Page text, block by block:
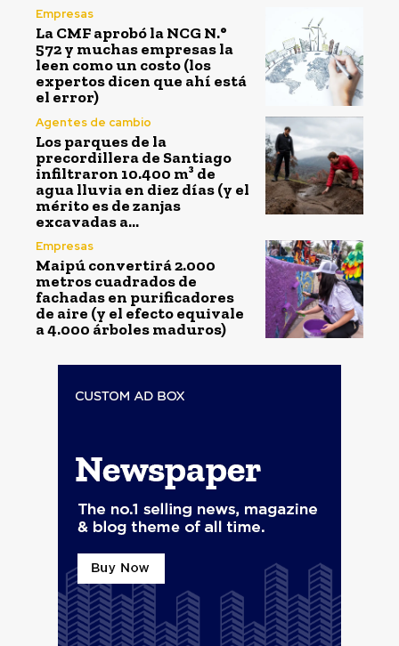
Empresas
La CMF aprobó la NCG N.°
572 y muchas empresas la
leen como un costo (los
expertos dicen que ahí está
el error)
Agentes de cambio
Los parques de la
precordillera de Santiago
infiltraron 10.400 m³ de
agua lluvia en diez días (y el
mérito es de zanjas
excavadas a...
Empresas
Maipú convertirá 2.000
metros cuadrados de
fachadas en purificadores
de aire (y el efecto equivale
a 4.000 árboles maduros)